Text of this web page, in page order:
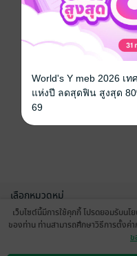
เลือกหมวดหมู่
บริการช่วยเหลือ
เว็บไซต์นี้มีการใช้คุกกี้ โปรดยอมรับน
ของท่าน ท่านสามารถศึกษาวิธีการตั้งค่
ข
World's Y meb 2026 เ
แห่งปี ลดสุดฟิน สูงสุด
69